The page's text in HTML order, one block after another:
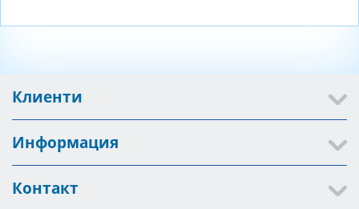
Клиенти
Информация
Контакт